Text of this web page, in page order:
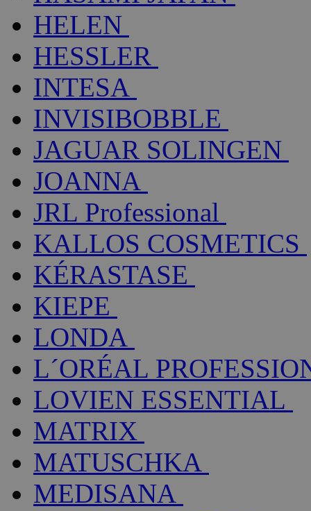
HELEN
HESSLER
INTESA
INVISIBOBBLE
JAGUAR SOLINGEN
JOANNA
JRL Professional
KALLOS COSMETICS
KÉRASTASE
KIEPE
LONDA
L´ORÉAL
LOVIEN ESSENTIAL
MATRIX
MATUSCHKA
MEDISANA